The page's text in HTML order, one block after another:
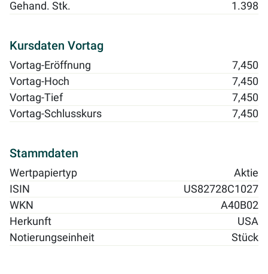
Gehand. Stk.
1.398
Kursdaten Vortag
Vortag-Eröffnung
7,450
Vortag-Hoch
7,450
Vortag-Tief
7,450
Vortag-Schlusskurs
7,450
Stammdaten
Wertpapiertyp
Aktie
ISIN
US82728C1027
WKN
A40B02
Herkunft
USA
Notierungseinheit
Stück